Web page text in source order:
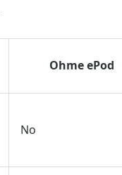
Ohme ePod
No